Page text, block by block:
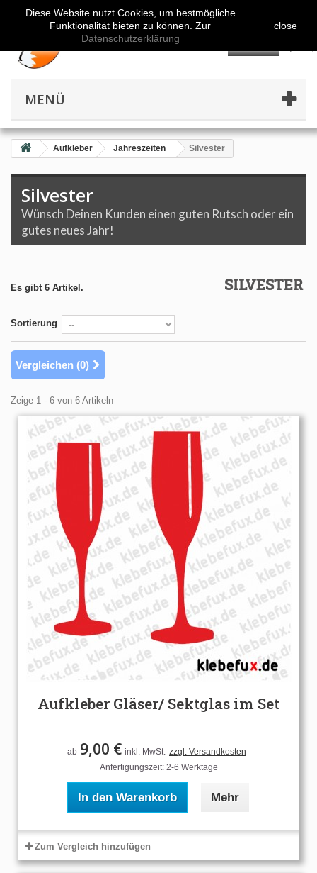
MENÜ
Aufkleber Jahreszeiten Silvester
Silvester
Wünsch Deinen Kunden einen guten Rutsch oder ein
gutes neues Jahr!
SILVESTER
Es gibt 6 Artikel.
Sortierung
Vergleichen (0)
Zeige 1 - 6 von 6 Artikeln
Aufkleber Gläser/ Sektglas im Set
ab 9,00 € inkl. MwSt. zzgl. Versandkosten
Anfertigungszeit: 2-6 Werktage
In den Warenkorb Mehr
Zum Vergleich hinzufügen
Diese Website nutzt Cookies, um bestmögliche
Funktionalität bieten zu können. Zur
Datenschutzerklärung
close